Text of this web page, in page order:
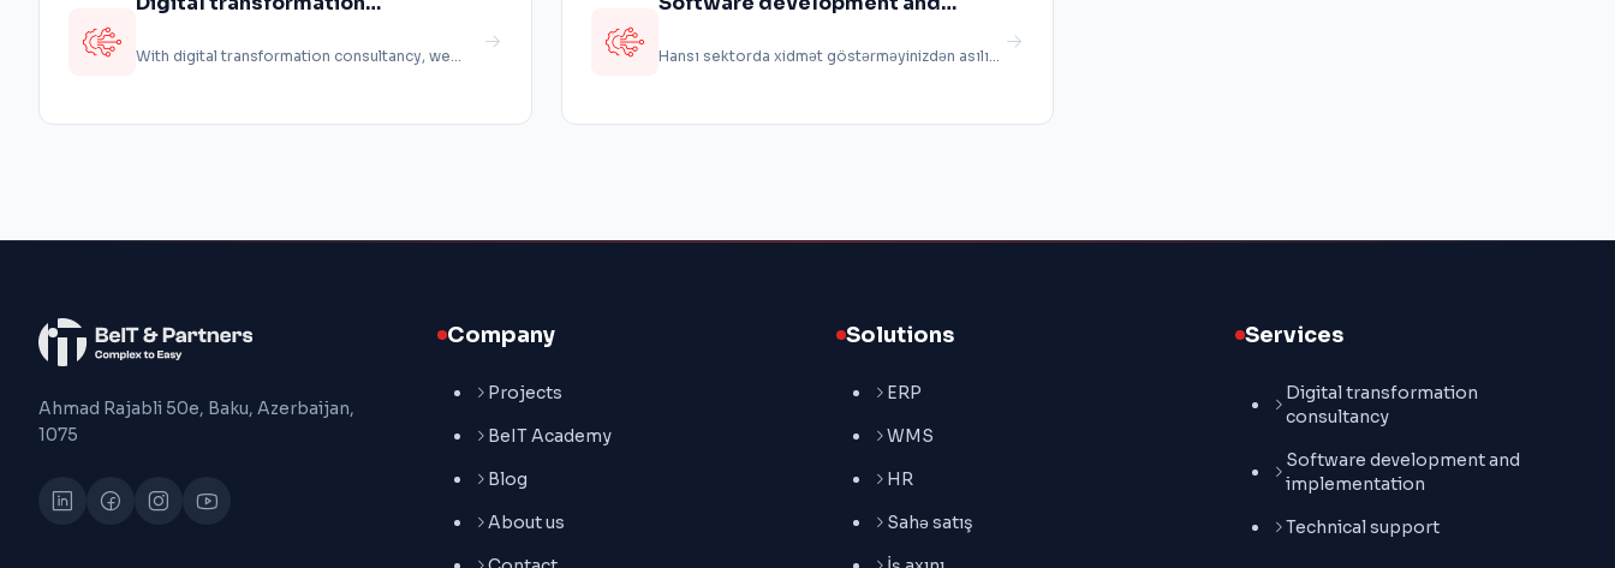
With digital transformation consultancy, we
Hansı sektorda xidmət göstərməyinizdən asılı
Ahmad Rajabli 50e, Baku, Azerbaijan,
1075
Company
Projects
BeIT Academy
Blog
About us
Solutions
ERP
WMS
HR
Sahə satış
Services
Digital transformation
consultancy
Software development and
implementation
Technical support